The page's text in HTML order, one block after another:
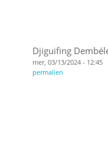
Djiguifing
mer, 03/13/2024 - 12:45
permalien